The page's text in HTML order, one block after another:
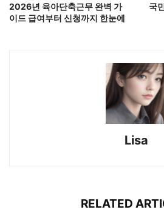
2026년 육아단축근무 완벽 가
이드 급여부터 신청까지 한눈에
국
Lisa
RELATED